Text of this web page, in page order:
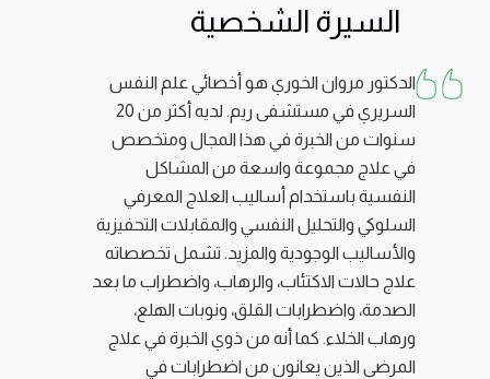
السيرة الشخصية
الدكتور مروان الخوري هو أخصائي علم النفس
السريري في مستشفى ريم. لديه أكثر من 20
سنوات من الخبرة في هذا المجال ومتخصص
في علاج مجموعة واسعة من المشاكل
النفسية باستخدام أساليب العلاج المعرفي
السلوكي والتحليل النفسي والمقابلات التحفيزية
والأساليب الوجودية والمزيد. تشمل تخصصاته
علاج حالات الاكتئاب، والرهاب، واضطراب ما بعد
الصدمة، واضطرابات القلق، ونوبات الهلع،
ورهاب الخلاء. كما أنه من ذوي الخبرة في علاج
المرضى الذين يعانون من اضطرابات في